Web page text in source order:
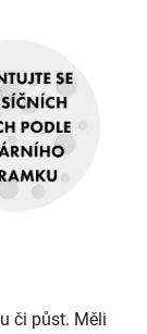
či půst. Měli